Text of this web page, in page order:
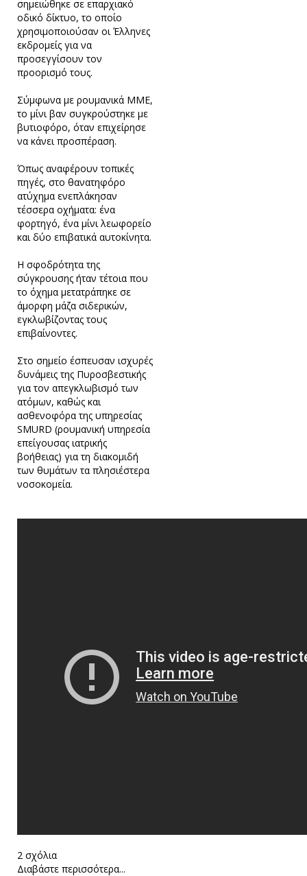
σημειώθηκε σε επαρχιακό
οδικό δίκτυο, το οποίο
χρησιμοποιούσαν οι Έλληνες
εκδρομείς για να
προσεγγίσουν τον
προορισμό τους.
Σύμφωνα με ρουμανικά ΜΜΕ,
το μίνι βαν συγκρούστηκε με
βυτιοφόρο, όταν επιχείρησε
να κάνει προσπέραση.
Όπως αναφέρουν τοπικές
πηγές, στο θανατηφόρο
ατύχημα ενεπλάκησαν
τέσσερα οχήματα: ένα
φορτηγό, ένα μίνι λεωφορείο
και δύο επιβατικά αυτοκίνητα.
Η σφοδρότητα της
σύγκρουσης ήταν τέτοια που
το όχημα μετατράπηκε σε
άμορφη μάζα σιδερικών,
εγκλωβίζοντας τους
επιβαίνοντες.
Στο σημείο έσπευσαν ισχυρές
δυνάμεις της Πυροσβεστικής
για τον απεγκλωβισμό των
ατόμων, καθώς και
ασθενοφόρα της υπηρεσίας
SMURD (ρουμανική υπηρεσία
επείγουσας ιατρικής
βοήθειας) για τη διακομιδή
των θυμάτων τα πλησιέστερα
νοσοκομεία.
2 σχόλια
Διαβάστε περισσότερα...